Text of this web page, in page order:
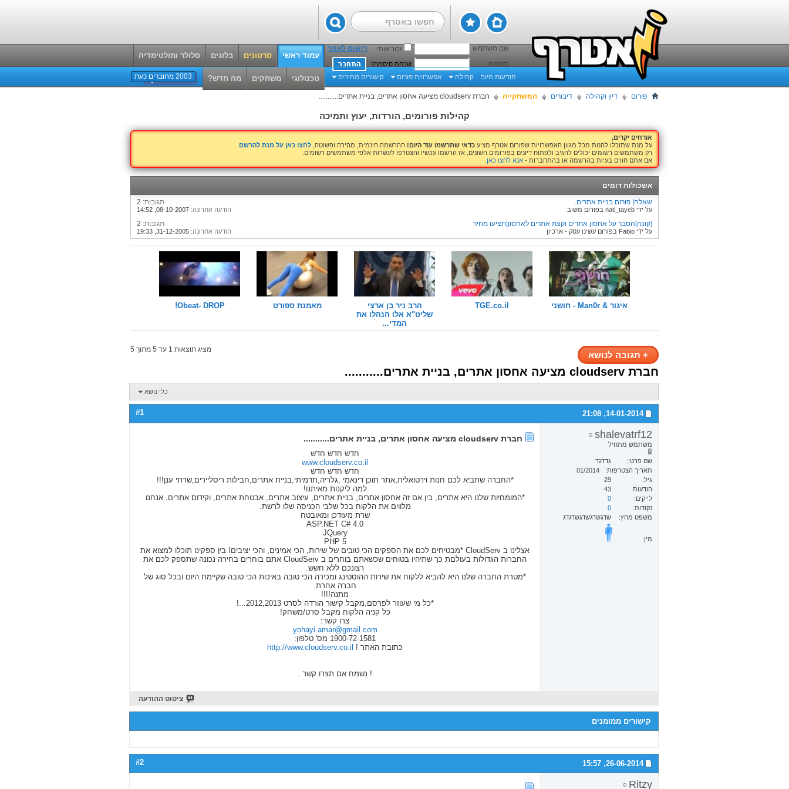
שם משתמש זכור אותי
רישום לאתר
סיסמה
שכחת סיסמה?
עמוד ראשי
הודעות היום קהילה אפשרויות פורום קישורים מהירים
סרטונים בלוגים סלולר ומולטימדיה
טכנולוגי משחקים מה חדש? 2003 מחוברים כעת
פורום דיון וקהילה דיבורים המשחקייה חברת cloudserv מציעה אחסון אתרים, בניית אתרים...........
קהילות פורומים, הורדות, יעוץ ותמיכה
אורחים יקרים,
על מנת שתוכלו להנות מכל מגוון האפשרויות שפורום אטרף מציע כדאי שתרשמו עוד היום! ההרשמה חינמית, מהירה ופשוטה, לחצו כאן על מנת להרשם
רק משתמשים רשומים יכולים להגיב ולפתוח דיונים בפורומים השונים, אז הרשמו עכשיו והצטרפו לעשרות אלפי משתמשים רשומים.
אם אתם חווים בעיות בהרשמה או בהתחברות - אנא לחצו כאן
אשכולות דומים
שאלה| פורום בניית אתרים.
על ידי nati_tayeb בפורום משוב
תגובות:
הודעה אחרונה: 14:52
[קונה]הסבר על אחסון אתרים וקצת אתרים לאחסון|תציעו מחיר
על ידי Fabio בפורום עשינו עסק - ארכיון
תגובות:
הודעה אחרונה: 19:33
איגור & Man0r - חושני TGE.co.il
הרב ניר בן ארצי
שליט"א אלו הנהלו את
המדי...
מאמנת ספורט Obeat- DROP!
+ תגובה לנושא
מציג תוצאות 1 עד 5 מתוך 5
חברת cloudserv מציעה אחסון אתרים, בניית אתרים...........
כלי נושא
14-01-2014,
21:08
#1
shalevatrf12
משתמש מתחיל
שם פרטי
גדדגד
תאריך הצטרפות
01/2014
גיל
29
הודעות
43
לייקים
0
נקודות
0
משפט מחץ
שדגשדגשדגשדגדג
מין:
חברת cloudserv מציעה אחסון אתרים, בניית אתרים...........
חדש חדש חדש
www.cloudserv.co.il
חדש חדש חדש
*החברה שתביא לכם חנות וירטואלית,אתר תוכן דינאמי ,גלריה,תדמיתי,בניית אתרים,חבילות ריסליירים,שרתי ענן!!!
למה ליקנות מאיתנו!
*המומחיות שלנו היא אתרים, בין אם זה אחסון אתרים, בניית אתרים, עיצוב אתרים, אבטחת אתרים, וקידום אתרים. אנחנו
מלווים את הלקוח בכל שלבי הכניסה שלו לרשת.
שרת מעודכן ומאובטח
ASP.NET C# 4.0
JQuery
PHP 5
אצלינו ב CloudServ *מבטיחים לכם את הספקים הכי טובים של שירות, הכי אמינים, והכי יציבים! בין ספקינו תוכלו למצוא את
החברות הגדולות בעולםת כך שתיהיו בטוחים שכשאתם בוחרים ב CloudServ אתם בוחרים בחירה נכונה שתספק לכם את
רצונכם ללא חשש.
*מטרת החברה שלנו היא להביא ללקוח את שירות ההוסטינג ומכירה הכי טובה באיכות הכי טובה שקיימת היום ובכל סוג של
חברה אחרת.
מתנה!!!!
*כל מי שעוזר לפרסם,מקבל קישור הורדה לסרט 2012,2013...!
כל קניה הלקוח מקבל סרט/משחק!
צרו קשר:
yohayi.amar@gmail.com
1900-72-1581 מס' טלפון:
כתובת האתר ! http://www.cloudserv.co.il
! נשמח אם תצרו קשר .
ציטוט ההודעה
קישורים ממומנים
26-06-2014,
15:57
#2
Ritzy